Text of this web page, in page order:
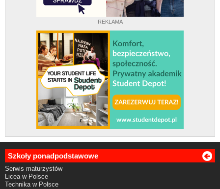
REKLAMA
Szkoły ponadpodstawowe
Serwis maturzystów
Licea w Polsce
Technika w Polsce